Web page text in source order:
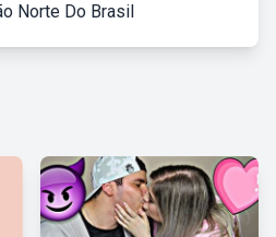
Norte Do Brasil